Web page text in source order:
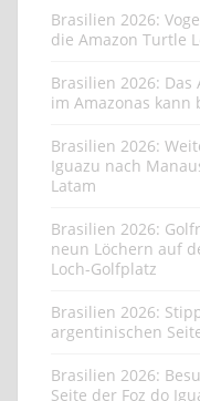
Brasilien 2026:
die Amazon Turtle
Brasilien 2026:
im Amazonas kann
Brasilien 2026:
Iguazu nach
Latam
Brasilien 2026:
neun Löchern auf
Loch-Golfplatz
Brasilien 2026:
argentinischen
Brasilien 2026:
Seite der Foz do